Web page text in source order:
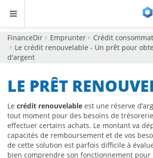
FinanceDir Emprunter
Crédit
Le crédit renouvelable - Un prêt pour
d'argent
LE PRÊT
Le crédit renouvelable est une réserve
tout moment pour des besoins de
effectuer certains achats. Le montant va
capacités de remboursement et de vos
de cette solution est parfois difficile à
bien comprendre son fonctionnement pour